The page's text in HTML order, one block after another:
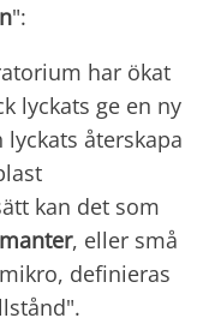
":
har ökat
lyckats ge en ny
återskapa
kan det som
, eller små
definieras